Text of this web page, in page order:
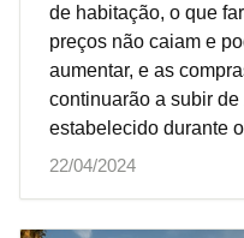
de habitação, o que
preços não caiam e
aumentar, e as
continuarão a subir
estabelecido durante
22/04/2024